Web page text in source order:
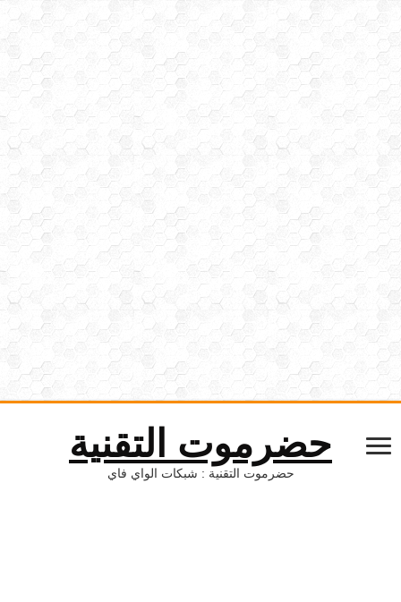
حضرموت التقنية
حضرموت التقنية : شبكات الواي فاي